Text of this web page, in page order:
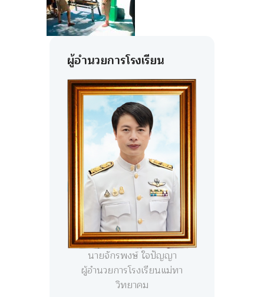
ผู้อำนวยการโรงเรียน
นายจักรพงษ์ ใจปัญญา
ผู้อำนวยการโรงเรียนแม่ทา
วิทยาคม